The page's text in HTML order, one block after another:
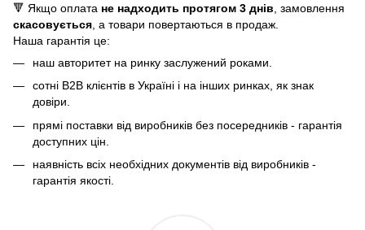
🔻 Якщо оплата не надходить протягом 3 днів , замовлення
скасовується , а товари повертаються в продаж.
Наша гарантія це:
наш авторитет на ринку заслужений роками.
сотні B2B клієнтів в Україні і на інших ринках, як знак
довіри.
прямі поставки від виробників без посередників - гарантія
доступних цін.
наявність всіх необхідних документів від виробників -
гарантія якості.